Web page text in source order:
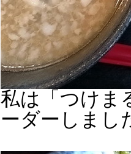
私は「つけま
ーダーしまし